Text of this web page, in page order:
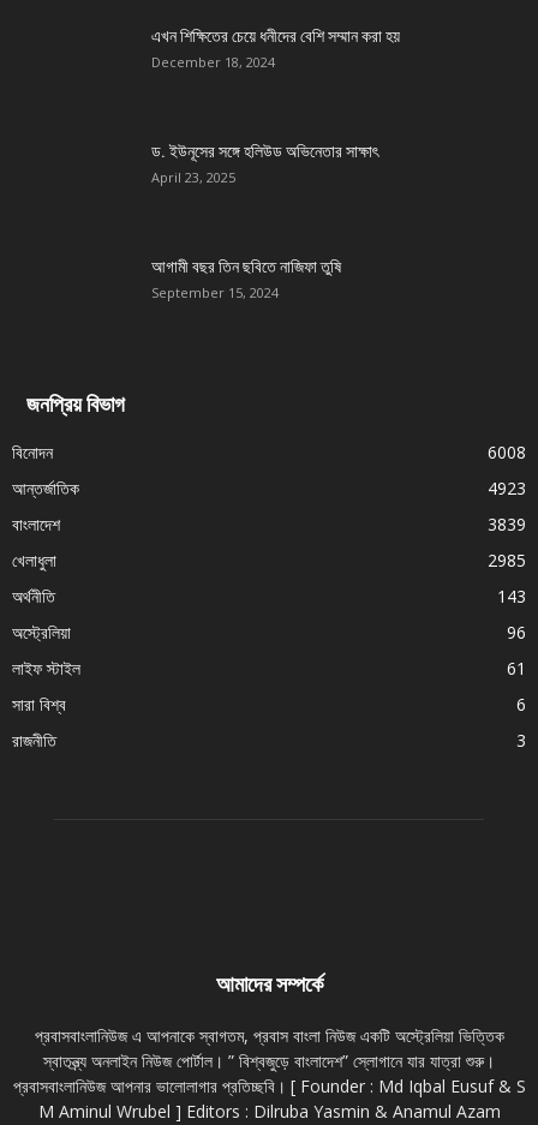
এখন শিক্ষিতের চেয়ে ধনীদের বেশি সম্মান করা হয়
December 18, 2024
ড. ইউনূসের সঙ্গে হলিউড অভিনেতার সাক্ষাৎ
April 23, 2025
আগামী বছর তিন ছবিতে নাজিফা তুষি
September 15, 2024
জনপ্রিয় বিভাগ
বিনোদন
6008
আন্তর্জাতিক
4923
বাংলাদেশ
3839
খেলাধুলা
2985
অর্থনীতি
143
অস্ট্রেলিয়া
96
লাইফ স্টাইল
61
সারা বিশ্ব
6
রাজনীতি
3
আমাদের সম্পর্কে
প্রবাসবাংলানিউজ এ আপনাকে স্বাগতম, প্রবাস বাংলা নিউজ একটি অস্ট্রেলিয়া ভিত্তিক
স্বাতন্ত্র্য অনলাইন নিউজ পোর্টাল। ” বিশ্বজুড়ে বাংলাদেশ” স্লোগানে যার যাত্রা শুরু।
প্রবাসবাংলানিউজ আপনার ভালোলাগার প্রতিচ্ছবি। [ Founder : Md Iqbal Eusuf & S
M Aminul Wrubel ] Editors : Dilruba Yasmin & Anamul Azam